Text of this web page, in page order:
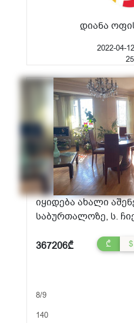
დიანა
2022-04-
იყიდება ახალი
საბურთალოზე, ს.
367206₾ ₾ $
8/9
140